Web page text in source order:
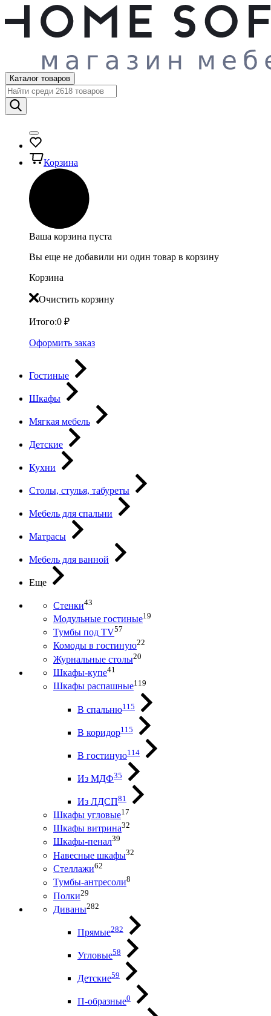
Каталог товаров
Корзина
Ваша корзина пуста
Вы еще не добавили ни один товар в корзину
Корзина
Очистить корзину
Итого:0 ₽
Оформить заказ
Гостиные
Шкафы
Мягкая мебель
Детские
Кухни
Столы, стулья, табуреты
Мебель для спальни
Матрасы
Мебель для ванной
Еще
Стенки43
Модульные гостиные19
Тумбы под ТV57
Комоды в гостиную22
Журнальные столы20
Шкафы-купе41
Шкафы распашные119
В спальню115
В коридор115
В гостиную114
Из МДФ35
Из ЛДСП81
Шкафы угловые17
Шкафы витрина32
Шкафы-пенал39
Навесные шкафы32
Стеллажи62
Тумбы-антресоли8
Полки29
Диваны282
Прямые282
Угловые58
Детские59
П-образные0